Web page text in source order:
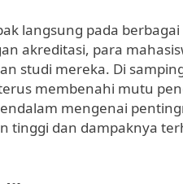
langsung pada
akreditasi, para
studi mereka. Di
membenahi mutu
mengenai
tinggi dan dampaknya